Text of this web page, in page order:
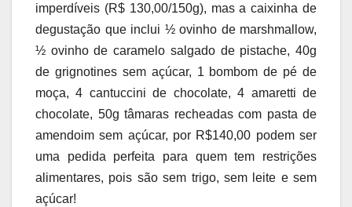
imperdíveis (R$ 130,00/150g), mas a caixinha de
degustação que inclui ½ ovinho de marshmallow,
½ ovinho de caramelo salgado de pistache, 40g
de grignotines sem açúcar, 1 bombom de pé de
moça, 4 cantuccini de chocolate, 4 amaretti de
chocolate, 50g tâmaras recheadas com pasta de
amendoim sem açúcar, por R$140,00 podem ser
uma pedida perfeita para quem tem restrições
alimentares, pois são sem trigo, sem leite e sem
açúcar!